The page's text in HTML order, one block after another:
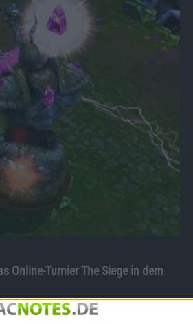
Online-Turnier The Siege in dem
für das Online-Turnier zu LoL.